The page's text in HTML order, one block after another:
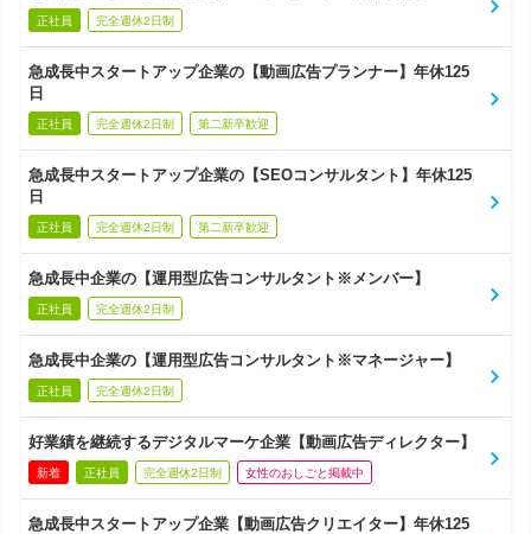
正社員 完全週休2日制
急成長中スタートアップ企業の【動画広告プランナー】年休125
日
正社員 完全週休2日制 第二新卒歓迎
急成長中スタートアップ企業の【SEOコンサルタント】年休125
日
正社員 完全週休2日制 第二新卒歓迎
急成長中企業の【運用型広告コンサルタント※メンバー】
正社員 完全週休2日制
急成長中企業の【運用型広告コンサルタント※マネージャー】
正社員 完全週休2日制
好業績を継続するデジタルマーケ企業【動画広告ディレクター】
新着 正社員 完全週休2日制 女性のおしごと掲載中
急成長中スタートアップ企業【動画広告クリエイター】年休125